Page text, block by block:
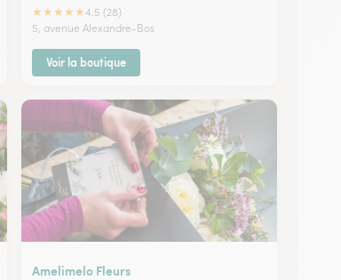
★★★★★4.5 (28)
5, avenue Alexandre-Bos
Voir la boutique
Amelimelo Fleurs